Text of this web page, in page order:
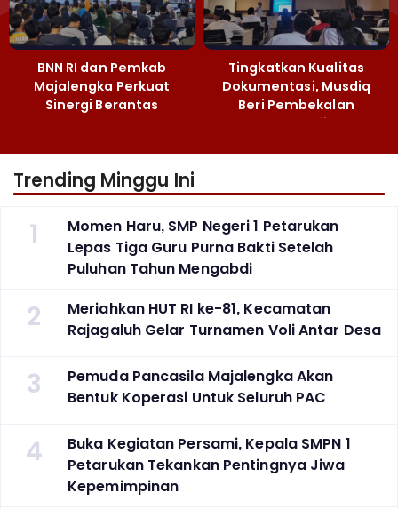
BNN RI dan Pemkab
Majalengka Perkuat
Sinergi Berantas
Tingkatkan Kualitas
Dokumentasi, Musdiq
Beri Pembekalan
Fotografi ‎
Trending Minggu Ini
1
Momen Haru, SMP Negeri 1 Petarukan
Lepas Tiga Guru Purna Bakti Setelah
Puluhan Tahun Mengabdi
2
Meriahkan HUT RI ke-81, Kecamatan
Rajagaluh Gelar Turnamen Voli Antar Desa
3
Pemuda Pancasila Majalengka Akan
Bentuk Koperasi Untuk Seluruh PAC
4
Buka Kegiatan Persami, Kepala SMPN 1
Petarukan Tekankan Pentingnya Jiwa
Kepemimpinan